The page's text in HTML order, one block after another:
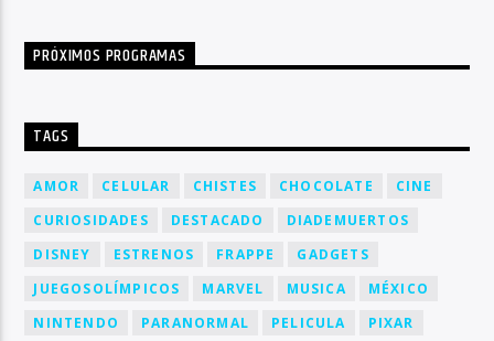
PRÓXIMOS PROGRAMAS
TAGS
AMOR CELULAR CHISTES CHOCOLATE
CINE
CURIOSIDADES
DESTACADO
DIADEMUERTOS
DISNEY
ESTRENOS FRAPPE
GADGETS
JUEGOSOLÍMPICOS
MARVEL MUSICA
MÉXICO
NINTENDO
PARANORMAL PELICULA
PIXAR